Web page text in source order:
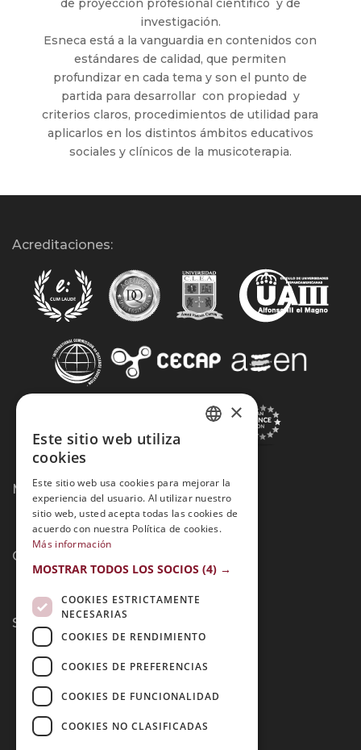
de proyección profesional científico y de
investigación.
Esneca está a la vanguardia en contenidos con
estándares de calidad, que permiten
profundizar en cada tema y son el punto de
partida para desarrollar con propiedad y
criterios claros, procedimientos de utilidad para
aplicarlos en los distintos ámbitos educativos
sociales y clínicos de la musicoterapia.
Acreditaciones:
Métodos de Pago:
Contacto:
Síguenos:
×
Este sitio web utiliza
cookies
Este sitio web usa cookies para mejorar la
experiencia del usuario. Al utilizar nuestro
sitio web, usted acepta todas las cookies de
acuerdo con nuestra Política de cookies.
Más información
MOSTRAR TODOS LOS SOCIOS (4) →
COOKIES ESTRICTAMENTE
NECESARIAS
COOKIES DE RENDIMIENTO
COOKIES DE PREFERENCIAS
COOKIES DE FUNCIONALIDAD
COOKIES NO CLASIFICADAS